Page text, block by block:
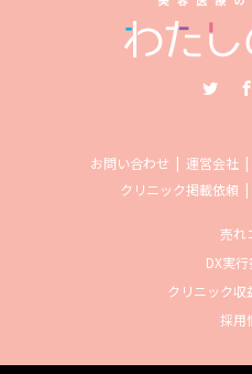
お問い合わせ 運営会社
クリニック掲載依頼
売れ
DX実
クリニック収
採用